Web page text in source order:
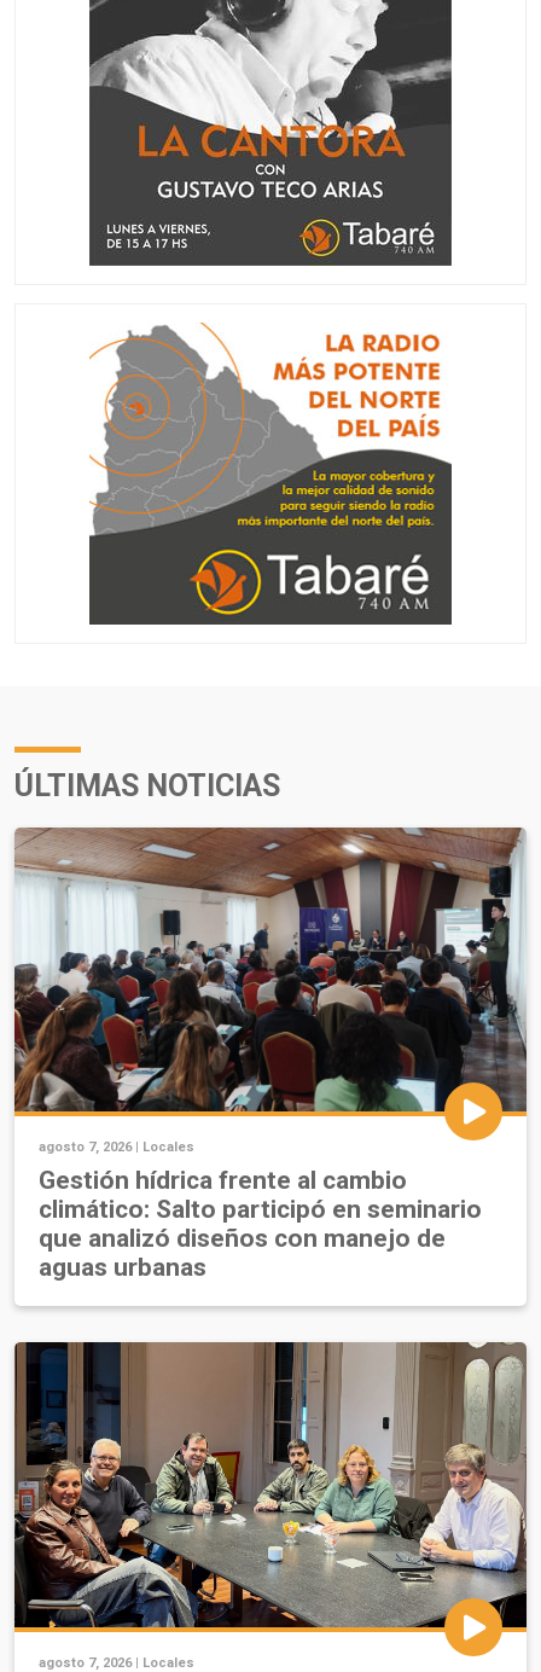
ÚLTIMAS NOTICIAS
agosto 7, 2026 | Locales
Gestión hídrica frente al cambio
climático: Salto participó en seminario
que analizó diseños con manejo de
aguas urbanas
agosto 7, 2026 | Locales